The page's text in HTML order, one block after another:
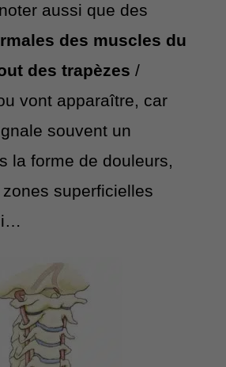
aussi que des
des muscles du
des trapèzes /
vont apparaître, car
souvent un
la forme de douleurs,
superficielles